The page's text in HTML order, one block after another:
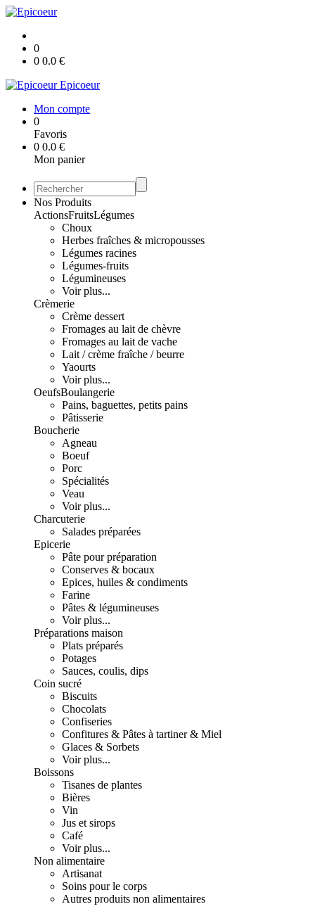
0
0 0.0 €
Epicoeur
Mon compte
0
Favoris
0 0.0 €
Mon panier
Nos Produits
ActionsFruitsLégumes
Choux
Herbes fraîches & micropousses
Légumes racines
Légumes-fruits
Légumineuses
Voir plus...
Crèmerie
Crème dessert
Fromages au lait de chèvre
Fromages au lait de vache
Lait / crème fraîche / beurre
Yaourts
Voir plus...
OeufsBoulangerie
Pains, baguettes, petits pains
Pâtisserie
Boucherie
Agneau
Boeuf
Porc
Spécialités
Veau
Voir plus...
Charcuterie
Salades préparées
Epicerie
Pâte pour préparation
Conserves & bocaux
Epices, huiles & condiments
Farine
Pâtes & légumineuses
Voir plus...
Préparations maison
Plats préparés
Potages
Sauces, coulis, dips
Coin sucré
Biscuits
Chocolats
Confiseries
Confitures & Pâtes à tartiner & Miel
Glaces & Sorbets
Voir plus...
Boissons
Tisanes de plantes
Bières
Vin
Jus et sirops
Café
Voir plus...
Non alimentaire
Artisanat
Soins pour le corps
Autres produits non alimentaires